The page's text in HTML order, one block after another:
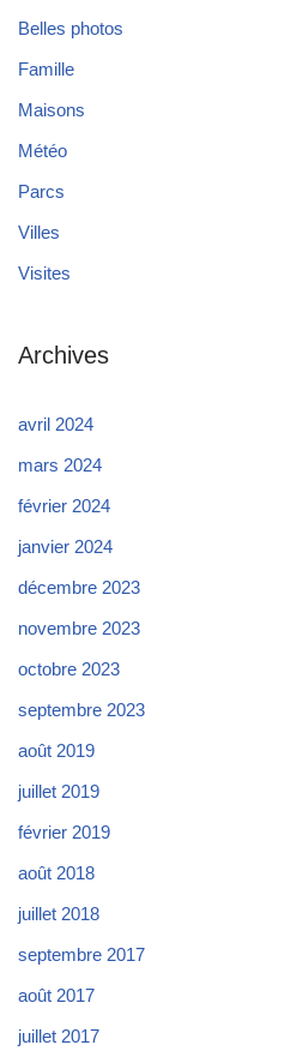
Belles photos
Famille
Maisons
Météo
Parcs
Villes
Visites
Archives
avril 2024
mars 2024
février 2024
janvier 2024
décembre 2023
novembre 2023
octobre 2023
septembre 2023
août 2019
juillet 2019
février 2019
août 2018
juillet 2018
septembre 2017
août 2017
juillet 2017